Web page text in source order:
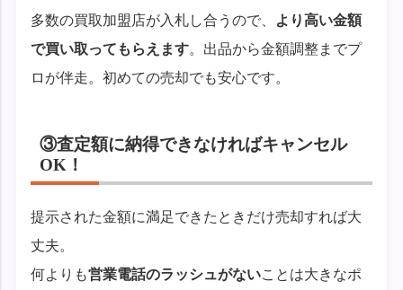
多数の買取加盟店が入札し合うので、 より高い金額
で買い取ってもらえます。出品から金額調整までプ
ロが伴走。初めての売却でも安心です。
③査定額に納得できなければキャンセル
OK！
提示された金額に満足できたときだけ売却すれば大
丈夫。
何よりも営業電話のラッシュがないことは大きなポ